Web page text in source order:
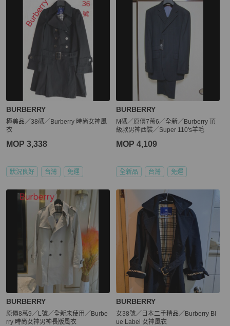
BURBERRY
極美品／38碼／Burberry 時尚女神風
衣
MOP 3,338
狀況良好 台灣 免運
BURBERRY
M碼／原價7萬6／全新／Burberry 頂
級款男神西裝／Super 110's羊毛
MOP 4,109
全新品 台灣 免運
BURBERRY
原價8萬9／L號／全新未使用／Burbe
rry 時尚女神男神長版風衣
BURBERRY
女38號／日本二手精品／Burberry Bl
ue Label 女神風衣